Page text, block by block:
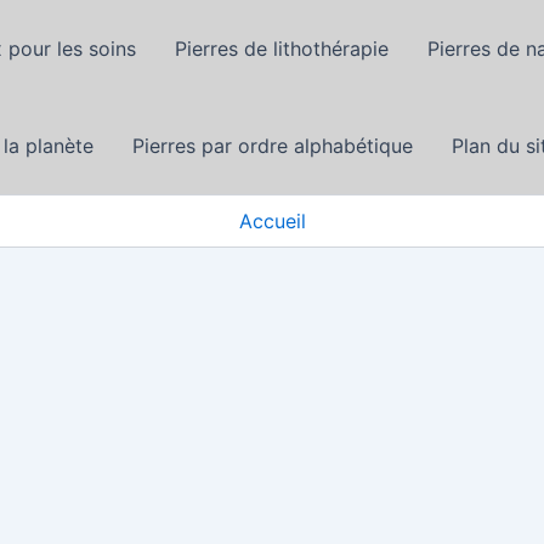
pour les soins Pierres de lithothérapie Pierres de
planète Pierres par ordre alphabétique Plan du
Accueil